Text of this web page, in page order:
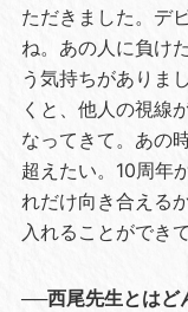
ただきました。デ
ね。あの人に負け
う気持ちがありま
くと、他人の視線
なってきて。あの
超えたい。10周年
れだけ向き合える
入れることができ
──西尾先生とはど